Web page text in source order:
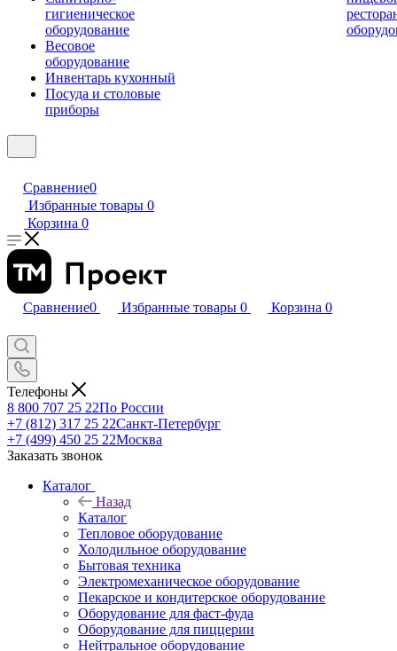
гигиеническое
оборудование
Весовое
оборудование
Инвентарь кухонный
Посуда и столовые
приборы
Сравнение0
Избранные товары 0
Корзина 0
Сравнение0 Избранные товары 0 Корзина 0
Телефоны
8 800 707 25 22По России
+7 (812) 317 25 22Санкт-Петербург
+7 (499) 450 25 22Москва
Заказать звонок
Каталог
Назад
Каталог
Тепловое оборудование
Холодильное оборудование
Бытовая техника
Электромеханическое оборудование
Пекарское и кондитерское оборудование
Оборудование для фаст-фуда
Оборудование для пиццерии
Нейтральное оборудование